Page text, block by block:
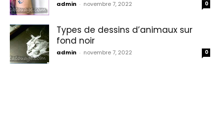
admin - novembre 7, 2022 0
Types de dessins d’animaux sur
fond noir
admin - novembre 7, 2022 0